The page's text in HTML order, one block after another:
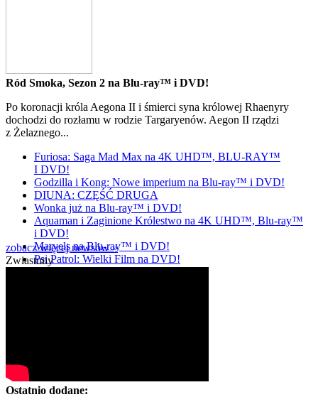
Ród Smoka, Sezon 2 na Blu-ray™ i DVD!
Po koronacji króla Aegona II i śmierci syna królowej Rhaenyry
dochodzi do rozłamu w rodzie Targaryenów. Aegon II rządzi
z Żelaznego...
Furiosa: Saga Mad Max na 4K UHD™, BLU-RAY™
I DVD!
Godzilla i Kong: Nowe imperium na Blu-ray™ i DVD!
DIUNA: CZĘŚĆ DRUGA
Wonka już na Blu-ray™ i DVD!
Aquaman i Zaginione Królestwo na 4K UHD™, Blu-ray™
i DVD!
Marvels na Blu-ray™ i DVD!
Psi Patrol: Wielki Film na DVD!
zobacz więcej newsów »
Zwiastuny
Ostatnio dodane: